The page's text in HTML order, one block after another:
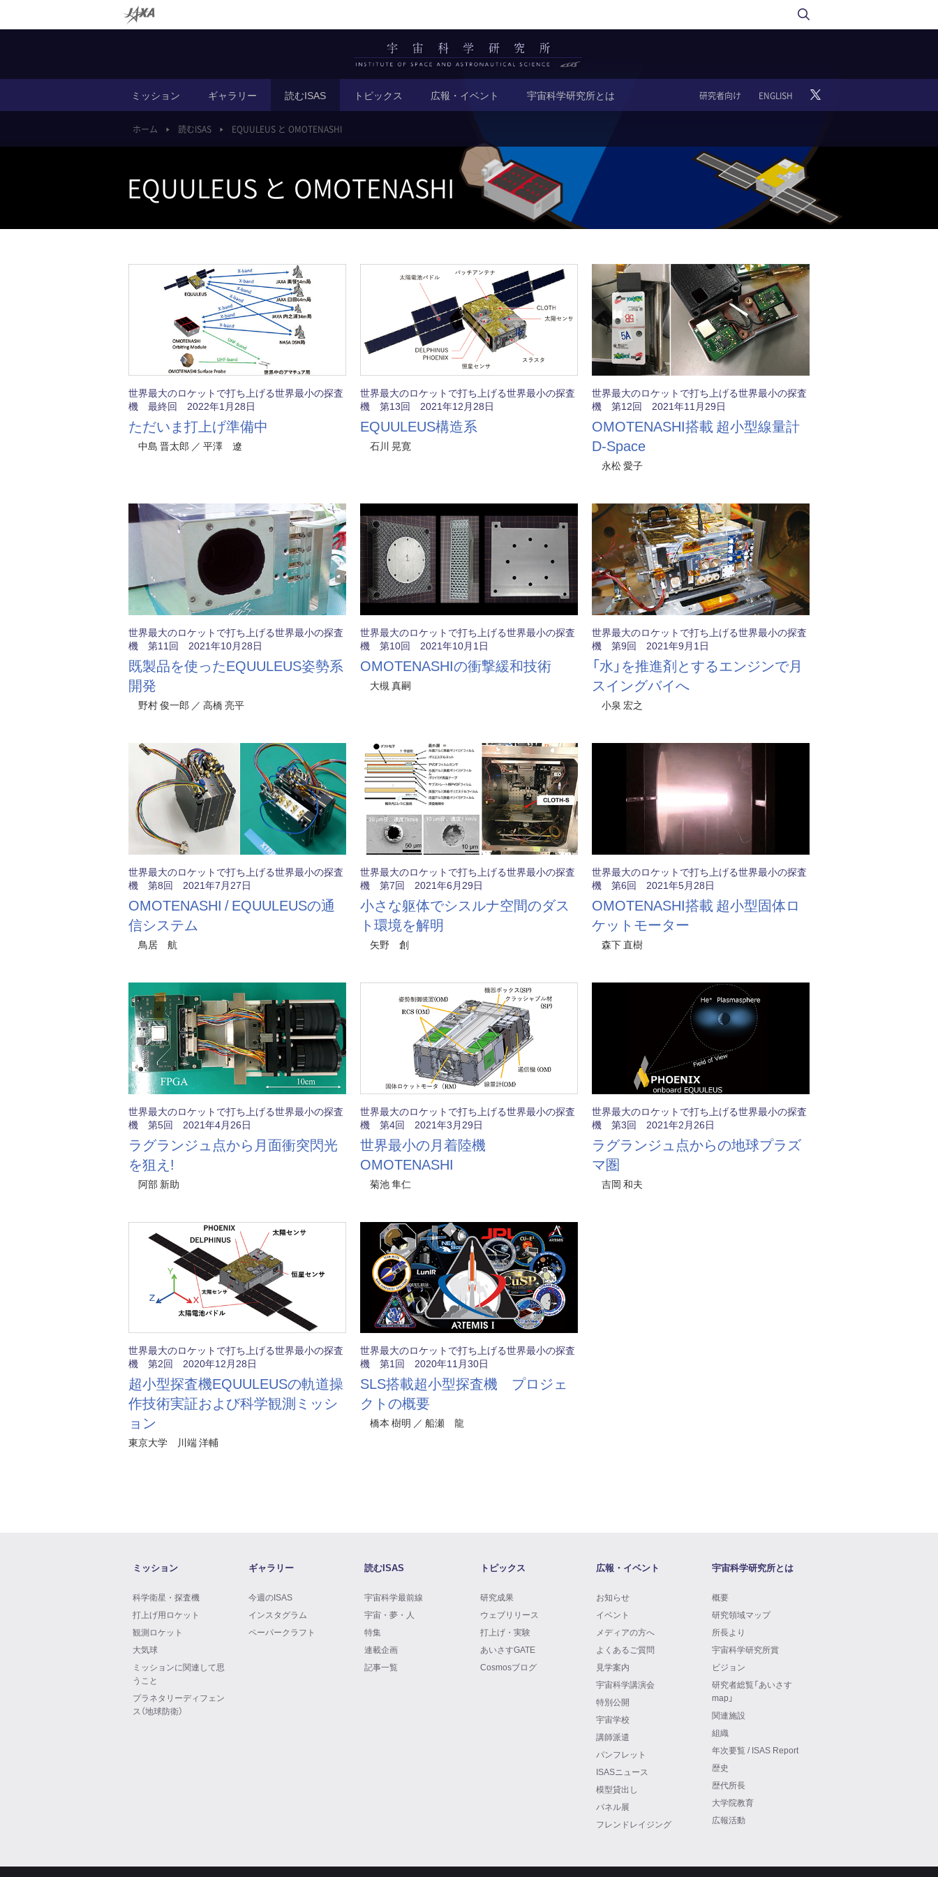
ミッション ギャラリー 読むISAS トピックス 広報・イベント 宇宙科学研究所とは 研究者向け ENGLISH
ホーム 読むISAS EQUULEUS と OMOTENASHI
EQUULEUS と OMOTENASHI
世界最大のロケットで打ち上げる世界最小の探査
機 最終回 2022年1月28日
ただいま打上げ準備中
中島 晋太郎 ／ 平澤 遼
世界最大のロケットで打ち上げる世界最小の探査
機 第13回 2021年12月28日
EQUULEUS構造系
石川 晃寛
世界最大のロケットで打ち上げる世界最小の探査
機 第12回 2021年11月29日
OMOTENASHI搭載 超小型線量計
D-Space
永松 愛子
世界最大のロケットで打ち上げる世界最小の探査
機 第11回 2021年10月28日
既製品を使ったEQUULEUS姿勢系
開発
野村 俊一郎 ／ 高橋 亮平
世界最大のロケットで打ち上げる世界最小の探査
機 第10回 2021年10月1日
OMOTENASHIの衝撃緩和技術
大槻 真嗣
世界最大のロケットで打ち上げる世界最小の探査
機 第9回 2021年9月1日
「水」を推進剤とするエンジンで月
スイングバイへ
小泉 宏之
世界最大のロケットで打ち上げる世界最小の探査
機 第8回 2021年7月27日
OMOTENASHI / EQUULEUSの通
信システム
鳥居 航
世界最大のロケットで打ち上げる世界最小の探査
機 第7回 2021年6月29日
小さな躯体でシスルナ空間のダス
ト環境を解明
矢野 創
世界最大のロケットで打ち上げる世界最小の探査
機 第6回 2021年5月28日
OMOTENASHI搭載 超小型固体ロ
ケットモーター
森下 直樹
世界最大のロケットで打ち上げる世界最小の探査
機 第5回 2021年4月26日
ラグランジュ点から月面衝突閃光
を狙え!
阿部 新助
世界最大のロケットで打ち上げる世界最小の探査
機 第4回 2021年3月29日
世界最小の月着陸機
OMOTENASHI
菊池 隼仁
世界最大のロケットで打ち上げる世界最小の探査
機 第3回 2021年2月26日
ラグランジュ点からの地球プラズ
マ圏
吉岡 和夫
世界最大のロケットで打ち上げる世界最小の探査
機 第2回 2020年12月28日
超小型探査機EQUULEUSの軌道操
作技術実証および科学観測ミッシ
ョン
東京大学 川端 洋輔
世界最大のロケットで打ち上げる世界最小の探査
機 第1回 2020年11月30日
SLS搭載超小型探査機 プロジェ
クトの概要
橋本 樹明 ／ 船瀬 龍
ミッション
科学衛星・探査機
打上げ用ロケット
観測ロケット
大気球
ミッションに関連して思
うこと
プラネタリーディフェン
ス（地球防衛）
ギャラリー
今週のISAS
インスタグラム
ペーパークラフト
読むISAS
宇宙科学最前線
宇宙・夢・人
特集
連載企画
記事一覧
トピックス
研究成果
ウェブリリース
打上げ・実験
あいさすGATE
Cosmosブログ
広報・イベント
お知らせ
イベント
メディアの方へ
よくあるご質問
見学案内
宇宙科学講演会
特別公開
宇宙学校
講師派遣
パンフレット
ISASニュース
模型貸出し
パネル展
フレンドレイジング
宇宙科学研究所とは
概要
研究領域マップ
所長より
宇宙科学研究所賞
ビジョン
研究者総覧「あいさす
map」
関連施設
組織
年次要覧 / ISAS Report
歴史
歴代所長
大学院教育
広報活動